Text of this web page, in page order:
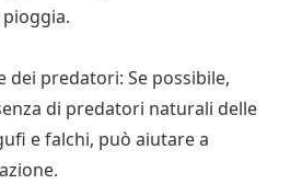
dei predatori: Se possibile,
di predatori naturali delle
e falchi, può aiutare a